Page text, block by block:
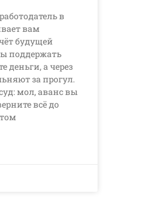
в
вам
будущей
поддержать
деньги, а через
за прогул.
мол, аванс вы
всё до